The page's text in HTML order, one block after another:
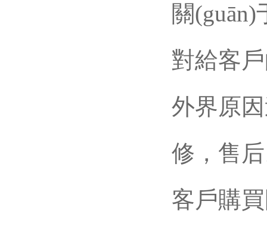
關(guān)
對給客戶
外界原
修，售
客戶購